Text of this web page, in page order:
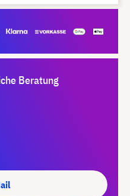
Beratung